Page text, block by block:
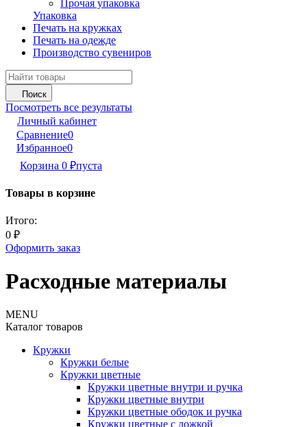
Прочая упаковка
Упаковка
Печать на кружках
Печать на одежде
Производство сувениров
Поиск
Посмотреть все результаты
Личный кабинет
Сравнение0
Избранное0
Корзина 0 ₽пуста
Товары в корзине
Итого:
0 ₽
Оформить заказ
Расходные материалы
MENU
Каталог товаров
Кружки
Кружки белые
Кружки цветные
Кружки цветные внутри и ручка
Кружки цветные внутри
Кружки цветные ободок и ручка
Кружки цветные с ложкой